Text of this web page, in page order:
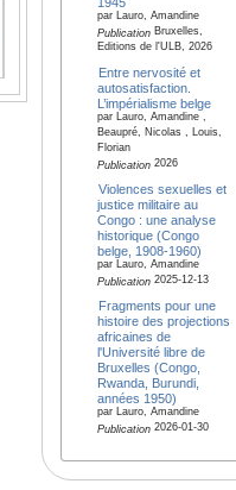
par Lauro, Amandine
PublicationBruxelles,
Editions de l'ULB, 2026
Entre nervosité et
autosatisfaction.
L’impérialisme belge
par Lauro, Amandine ,
Beaupré, Nicolas , Louis,
Florian
Publication2026
Violences sexuelles et
justice militaire au
Congo : une analyse
historique (Congo
belge, 1908-1960)
par Lauro, Amandine
Publication2025-12-13
Fragments pour une
histoire des projections
africaines de
l'Université libre de
Bruxelles (Congo,
Rwanda, Burundi,
années 1950)
par Lauro, Amandine
Publication2026-01-30